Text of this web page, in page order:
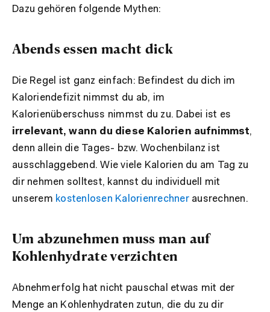
Dazu gehören folgende Mythen:
Abends essen macht dick
Die Regel ist ganz einfach: Befindest du dich im
Kaloriendefizit nimmst du ab, im
Kalorienüberschuss nimmst du zu. Dabei ist es
irrelevant, wann du diese Kalorien aufnimmst,
denn allein die Tages- bzw. Wochenbilanz ist
ausschlaggebend. Wie viele Kalorien du am Tag zu
dir nehmen solltest, kannst du individuell mit
unserem kostenlosen Kalorienrechnerausrechnen.
Um abzunehmen muss man auf
Kohlenhydrate verzichten
Abnehmerfolg hat nicht pauschal etwas mit der
Menge an Kohlenhydraten zutun, die du zu dir